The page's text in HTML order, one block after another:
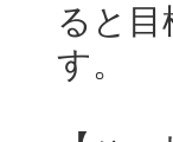
ると
す。